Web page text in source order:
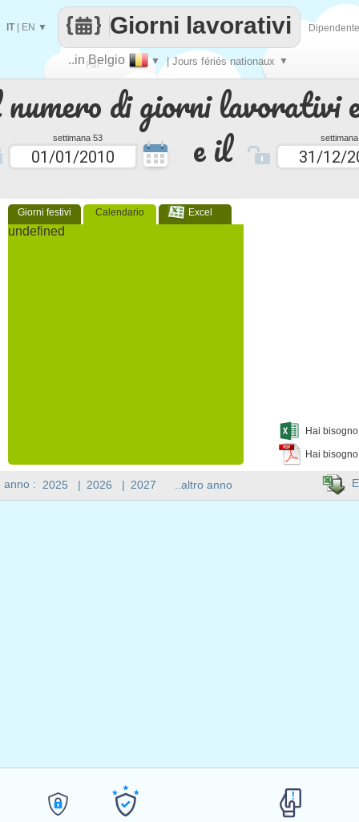
di giorni lavorativi
settimana 53 e il
Giorni festivi Calendario Excel
undefined
Hai
Hai
Fai
contare
..in Belgio ▼ | Jours fériés nationaux ▼
Giorni lavorativi
IT| EN ▼
anno : 2025 | 2026 | 2027 ..altro anno